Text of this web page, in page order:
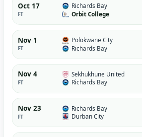
Oct 17
FT
Richards Bay
Orbit College
Nov 1
FT
Polokwane City
Richards Bay
Nov 4
FT
Sekhukhune United
Richards Bay
Nov 23
FT
Richards Bay
Durban City